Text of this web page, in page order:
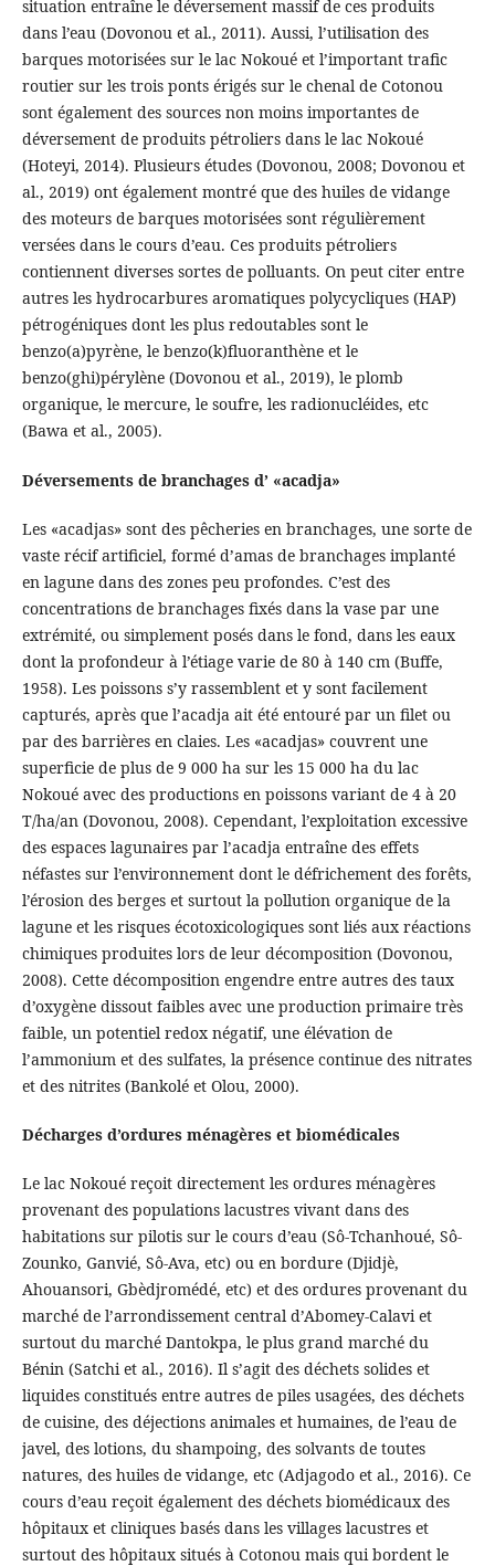
situation entraîne le déversement massif de ces produits
dans l’eau (Dovonou et al., 2011). Aussi, l’utilisation des
barques motorisées sur le lac Nokoué et l’important trafic
routier sur les trois ponts érigés sur le chenal de Cotonou
sont également des sources non moins importantes de
déversement de produits pétroliers dans le lac Nokoué
(Hoteyi, 2014). Plusieurs études (Dovonou, 2008; Dovonou et
al., 2019) ont également montré que des huiles de vidange
des moteurs de barques motorisées sont régulièrement
versées dans le cours d’eau. Ces produits pétroliers
contiennent diverses sortes de polluants. On peut citer entre
autres les hydrocarbures aromatiques polycycliques (HAP)
pétrogéniques dont les plus redoutables sont le
benzo(a)pyrène, le benzo(k)fluoranthène et le
benzo(ghi)pérylène (Dovonou et al., 2019), le plomb
organique, le mercure, le soufre, les radionucléides, etc
(Bawa et al., 2005).
Déversements de branchages d’ «acadja»
Les «acadjas» sont des pêcheries en branchages, une sorte de
vaste récif artificiel, formé d’amas de branchages implanté
en lagune dans des zones peu profondes. C’est des
concentrations de branchages fixés dans la vase par une
extrémité, ou simplement posés dans le fond, dans les eaux
dont la profondeur à l’étiage varie de 80 à 140 cm (Buffe,
1958). Les poissons s’y rassemblent et y sont facilement
capturés, après que l’acadja ait été entouré par un filet ou
par des barrières en claies. Les «acadjas» couvrent une
superficie de plus de 9 000 ha sur les 15 000 ha du lac
Nokoué avec des productions en poissons variant de 4 à 20
T/ha/an (Dovonou, 2008). Cependant, l’exploitation excessive
des espaces lagunaires par l’acadja entraîne des effets
néfastes sur l’environnement dont le défrichement des forêts,
l’érosion des berges et surtout la pollution organique de la
lagune et les risques écotoxicologiques sont liés aux réactions
chimiques produites lors de leur décomposition (Dovonou,
2008). Cette décomposition engendre entre autres des taux
d’oxygène dissout faibles avec une production primaire très
faible, un potentiel redox négatif, une élévation de
l’ammonium et des sulfates, la présence continue des nitrates
et des nitrites (Bankolé et Olou, 2000).
Décharges d’ordures ménagères et biomédicales
Le lac Nokoué reçoit directement les ordures ménagères
provenant des populations lacustres vivant dans des
habitations sur pilotis sur le cours d’eau (Sô-Tchanhoué, Sô-
Zounko, Ganvié, Sô-Ava, etc) ou en bordure (Djidjè,
Ahouansori, Gbèdjromédé, etc) et des ordures provenant du
marché de l’arrondissement central d’Abomey-Calavi et
surtout du marché Dantokpa, le plus grand marché du
Bénin (Satchi et al., 2016). Il s’agit des déchets solides et
liquides constitués entre autres de piles usagées, des déchets
de cuisine, des déjections animales et humaines, de l’eau de
javel, des lotions, du shampoing, des solvants de toutes
natures, des huiles de vidange, etc (Adjagodo et al., 2016). Ce
cours d’eau reçoit également des déchets biomédicaux des
hôpitaux et cliniques basés dans les villages lacustres et
surtout des hôpitaux situés à Cotonou mais qui bordent le